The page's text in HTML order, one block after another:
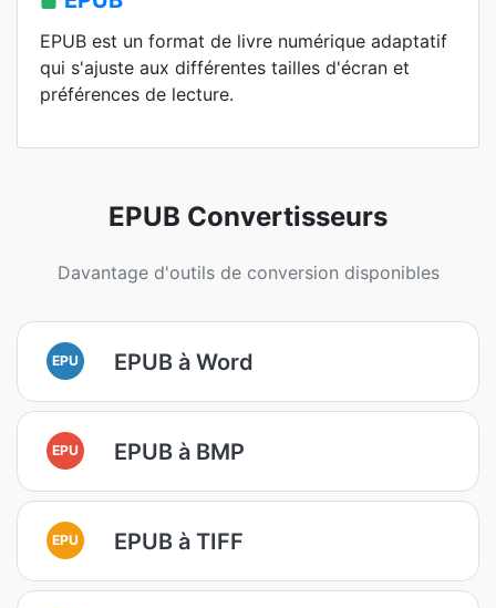
EPUB est un format de livre numérique adaptatif
qui s'ajuste aux différentes tailles d'écran et
préférences de lecture.
EPUB Convertisseurs
Davantage d'outils de conversion disponibles
EPU EPUB à Word
EPU EPUB à BMP
EPU EPUB à TIFF